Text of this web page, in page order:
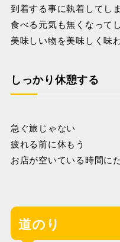
到着する事に執着してし
食べる元気も無くなって
美味しい物を美味しく味
しっかり休憩する
急ぐ旅じゃない
疲れる前に休もう
お店が空いている時間に
道のり